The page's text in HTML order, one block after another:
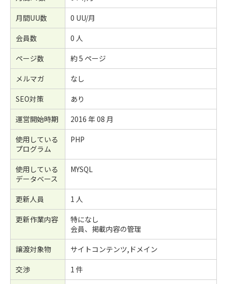
月間UU数
0 UU/月
会員数
0 人
ページ数
約 5 ページ
メルマガ
なし
SEO対策
あり
運営開始時期
2016 年 08 月
使用している
プログラム
PHP
使用している
データベース
MYSQL
更新人員
1 人
更新作業内容
特になし
会員、掲載内容の管理
譲渡対象物
サイトコンテンツ,ドメイン
交渉
1 件